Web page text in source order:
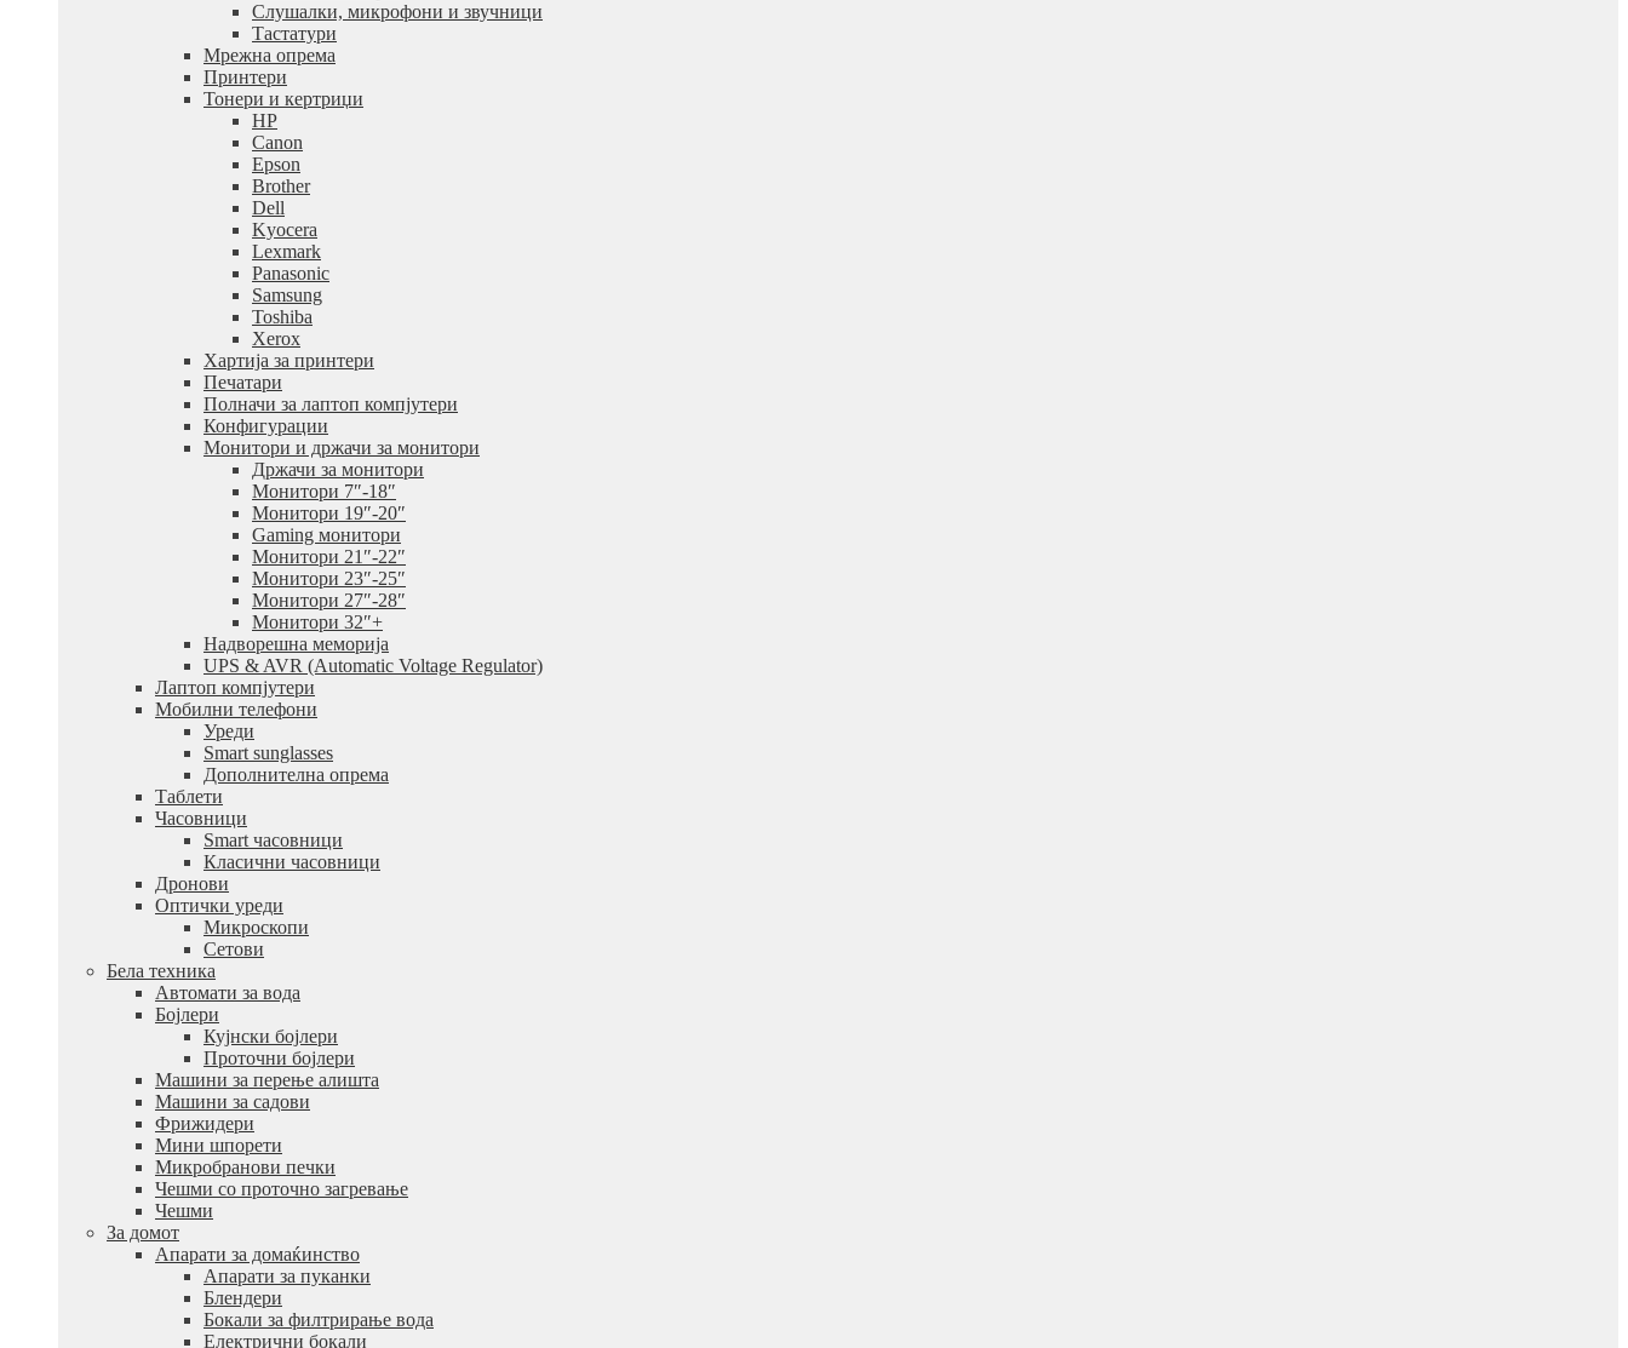
Слушалки, микрофони и звучници
Тастатури
Мрежна опрема
Принтери
Тонери и кертриџи
HP
Canon
Epson
Brother
Dell
Kyocera
Lexmark
Panasonic
Samsung
Toshiba
Xerox
Хартија за принтери
Печатари
Полначи за лаптоп компјутери
Конфигурации
Монитори и држачи за монитори
Држачи за монитори
Монитори 7″-18″
Монитори 19″-20″
Gaming монитори
Монитори 21″-22″
Монитори 23″-25″
Монитори 27″-28″
Монитори 32″+
Надворешна меморија
UPS & AVR (Automatic Voltage Regulator)
Лаптоп компјутери
Мобилни телефони
Уреди
Smart sunglasses
Дополнителна опрема
Таблети
Часовници
Smart часовници
Класични часовници
Дронови
Оптички уреди
Микроскопи
Сетови
Бела техника
Автомати за вода
Бојлери
Кујнски бојлери
Проточни бојлери
Машини за перење алишта
Машини за садови
Фрижидери
Мини шпорети
Микробранови печки
Чешми со проточно загревање
Чешми
За домот
Апарати за домаќинство
Апарати за пуканки
Блендери
Бокали за филтрирање вода
Електрични бокали